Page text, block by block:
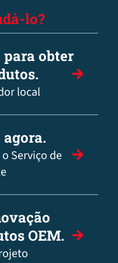
lo?
para obter
local
Serviço de
OEM.